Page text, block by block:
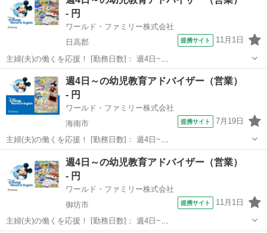
- 円
ワールド・ファミリー株式会社
日高郡
提携サイト 11月1日
主婦(夫)の働くを応援！ [勤務日数]： 週4日~
10:00~17:00/10:00~16:00/10:00~15:00/09:30~14:00 [勤務地・最寄
駅]： 和歌山県日高郡 ※勤務エリア選択可 ワールド・フ...
日高郡 営業
週4日～の幼児教育アドバイザー（営業）
- 円
ワールド・ファミリー株式会社
海南市
提携サイト 7月19日
主婦(夫)の働くを応援！ [勤務日数]： 週4日~
10:00~17:00/10:00~16:00/10:00~15:00/09:30~14:00 [勤務地・最寄
駅]： 和歌山県海南市 ※勤務エリア選択可 ワールド・フ...
海南市 営業
週4日～の幼児教育アドバイザー（営業）
- 円
ワールド・ファミリー株式会社
御坊市
提携サイト 11月1日
主婦(夫)の働くを応援！ [勤務日数]： 週4日~